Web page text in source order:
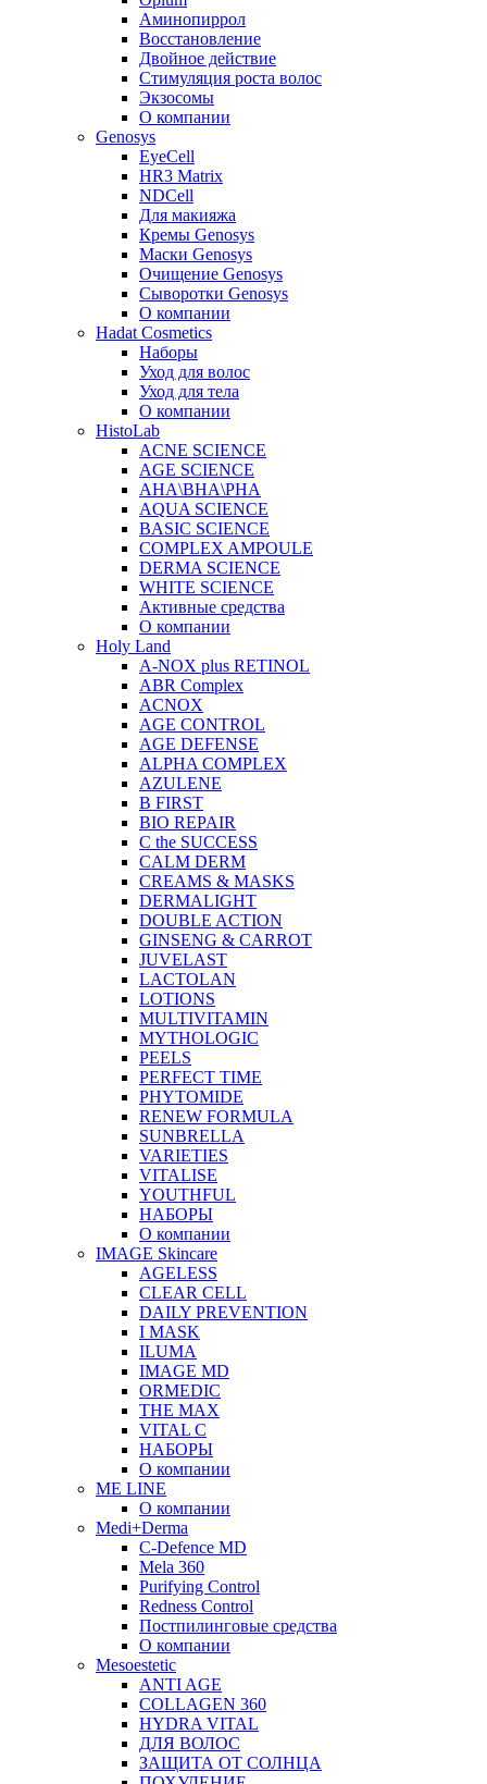
Аминопиррол
Восстановление
Двойное действие
Стимуляция роста волос
Экзосомы
О компании
Genosys
EyeCell
HR3 Matrix
NDCell
Для макияжа
Кремы Genosys
Маски Genosys
Очищение Genosys
Сыворотки Genosys
О компании
Hadat Cosmetics
Наборы
Уход для волос
Уход для тела
О компании
HistoLab
ACNE SCIENCE
AGE SCIENCE
AHA\BHA\PHA
AQUA SCIENCE
BASIC SCIENCE
COMPLEX AMPOULE
DERMA SCIENCE
WHITE SCIENCE
Активные средства
О компании
Holy Land
A-NOX plus RETINOL
ABR Complex
ACNOX
AGE CONTROL
AGE DEFENSE
ALPHA COMPLEX
AZULENE
B FIRST
BIO REPAIR
C the SUCCESS
CALM DERM
CREAMS & MASKS
DERMALIGHT
DOUBLE ACTION
GINSENG & CARROT
JUVELAST
LACTOLAN
LOTIONS
MULTIVITAMIN
MYTHOLOGIC
PEELS
PERFECT TIME
PHYTOMIDE
RENEW FORMULA
SUNBRELLA
VARIETIES
VITALISE
YOUTHFUL
НАБОРЫ
О компании
IMAGE Skincare
AGELESS
CLEAR CELL
DAILY PREVENTION
I MASK
ILUMA
IMAGE MD
ORMEDIC
THE MAX
VITAL C
НАБОРЫ
О компании
ME LINE
О компании
Medi+Derma
C-Defence MD
Mela 360
Purifying Control
Redness Control
Постпилинговые средства
О компании
Mesoestetic
ANTI AGE
COLLAGEN 360
HYDRA VITAL
ДЛЯ ВОЛОС
ЗАЩИТА ОТ СОЛНЦА